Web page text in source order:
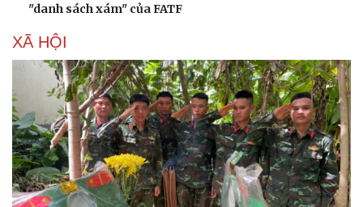
"danh sách xám" của FATF
XÃ HỘI